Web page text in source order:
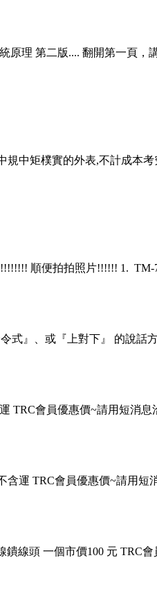
理 第二版.... 翻開第一頁，
中矩樸實的外表,不計成本
順便拍拍照片!!!!!! 1.
式』、或『上對下』 的說
TRC會員優惠價~請用短消息
運 TRC會員優惠價~請用短
鐀線頭 一個市價100 元 TRC